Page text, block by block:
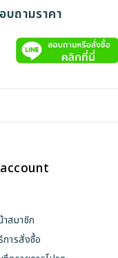
บถามราคา
สมาชิก
การสั่งซื้อ